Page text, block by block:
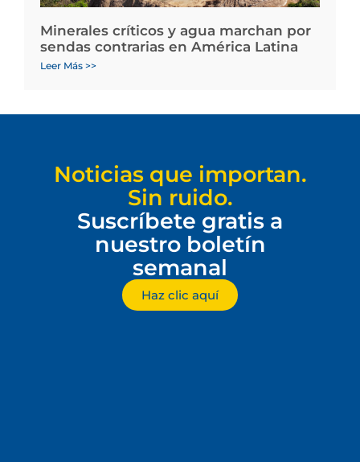
Minerales críticos y agua marchan por
sendas contrarias en América Latina
Leer Más >>
Noticias que importan.
Sin ruido.
Suscríbete gratis a
nuestro boletín
semanal
Haz clic aquí